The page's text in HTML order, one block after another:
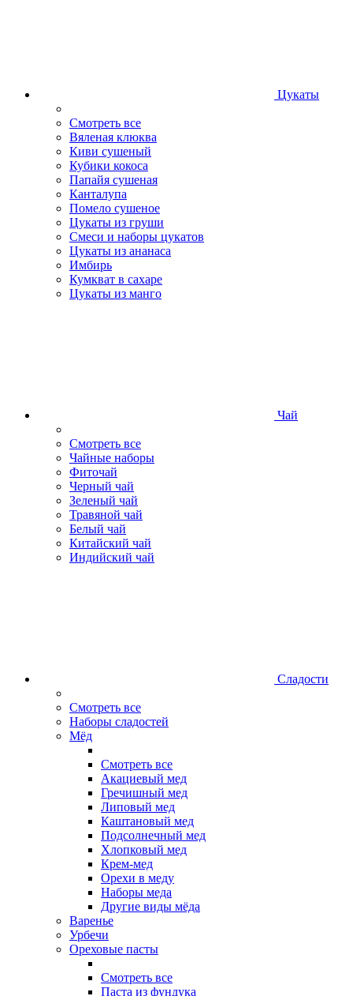
Цукаты
Смотреть все
Вяленая клюква
Киви сушеный
Кубики кокоса
Папайя сушеная
Канталупа
Помело сушеное
Цукаты из груши
Смеси и наборы цукатов
Цукаты из ананаса
Имбирь
Кумкват в сахаре
Цукаты из манго
Чай
Смотреть все
Чайные наборы
Фиточай
Черный чай
Зеленый чай
Травяной чай
Белый чай
Китайский чай
Индийский чай
Сладости
Смотреть все
Наборы сладостей
Мёд
Смотреть все
Акациевый мед
Гречишный мед
Липовый мед
Каштановый мед
Подсолнечный мед
Хлопковый мед
Крем-мед
Орехи в меду
Наборы меда
Другие виды мёда
Варенье
Урбечи
Ореховые пасты
Смотреть все
Паста из фундука